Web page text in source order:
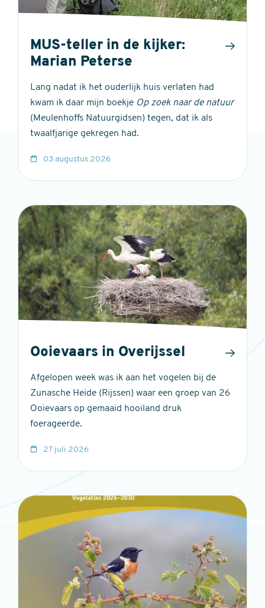
MUS-teller in de kijker:
Marian Peterse
Lang nadat ik het ouderlijk huis verlaten had
kwam ik daar mijn boekje Op zoek naar de natuur
(Meulenhoffs Natuurgidsen) tegen, dat ik als
twaalfjarige gekregen had.
03 augustus 2026
Ooievaars in Overijssel
Afgelopen week was ik aan het vogelen bij de
Zunasche Heide (Rijssen) waar een groep van 26
Ooievaars op gemaaid hooiland druk
foerageerde.
27 juli 2026